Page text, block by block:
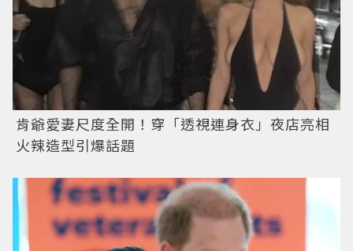
肯爺愛妻尺度全開！穿「透視連身衣」夜店亮相
火辣造型引爆話題